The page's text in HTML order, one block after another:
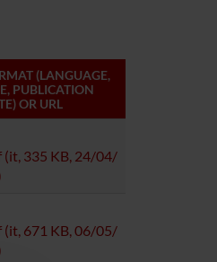
(LANGUAGE,
PUBLICATION
OR URL
(it, 335 KB, 24/04/
(it, 671 KB, 06/05/